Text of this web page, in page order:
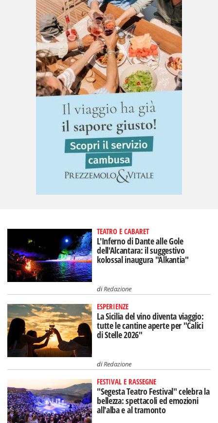
TEATRO E CABARET
L'Inferno di Dante alle Gole
dell'Alcantara: il suggestivo
kolossal inaugura "Alkantia"
diRedazione
ESPERIENZE
La Sicilia del vino diventa viaggio:
tutte le cantine aperte per "Calici
di Stelle 2026"
diRedazione
FESTIVAL E RASSEGNE
"Segesta Teatro Festival" celebra la
bellezza: spettacoli ed emozioni
all'alba e al tramonto